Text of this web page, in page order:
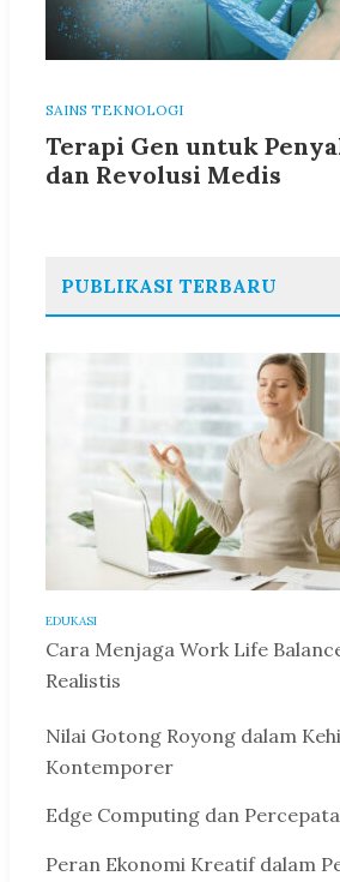
SAINS TEKNOLOGI
Terapi Gen untuk
dan Revolusi Medis
PUBLIKASI TERBARU
EDUKASI
Cara Menjaga Work Life
Realistis
Nilai Gotong Royong dalam
Kontemporer
Edge Computing dan
Peran Ekonomi Kreatif dalam